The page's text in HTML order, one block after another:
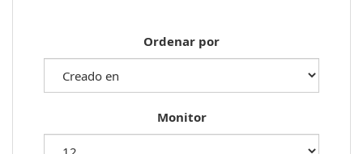
Ordenar por
Monitor